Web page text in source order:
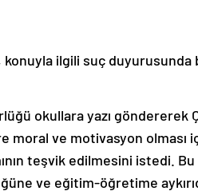
ilgili suç duyurusunda
okullara yazı göndererek
moral ve motivasyon olması
teşvik edilmesini istedi.
ve eğitim-öğretime